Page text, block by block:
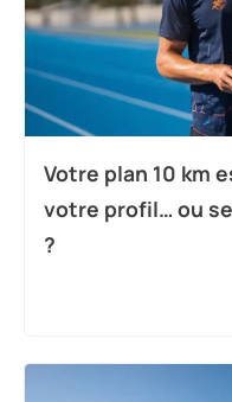
Votre plan 10 km
votre profil… ou
?